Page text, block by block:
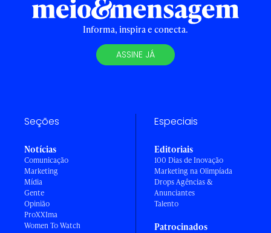
Informa, inspira e conecta.
ASSINE JÁ
Seções
Notícias
Comunicação
Marketing
Mídia
Gente
Opinião
ProXXIma
Women To Watch
Especiais
Editoriais
100 Dias de Inovação
Marketing na Olimpíada
Drops Agências &
Anunciantes
Talento
Patrocinados